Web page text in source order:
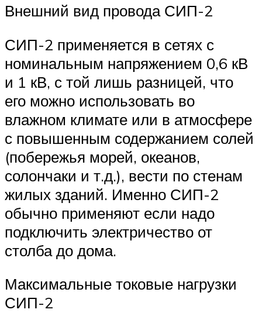
Внешний вид провода СИП-2
СИП-2 применяется в сетях с
номинальным напряжением 0,6 кВ
и 1 кВ, с той лишь разницей, что
его можно использовать во
влажном климате или в атмосфере
с повышенным содержанием солей
(побережья морей, океанов,
солончаки и т.д.), вести по стенам
жилых зданий. Именно СИП-2
обычно применяют если надо
подключить электричество от
столба до дома.
Максимальные токовые нагрузки
СИП-2